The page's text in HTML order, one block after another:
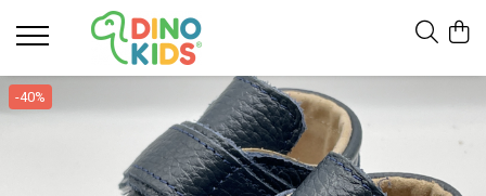
Suport clienti
Livrare
Livrare internationala
-40%